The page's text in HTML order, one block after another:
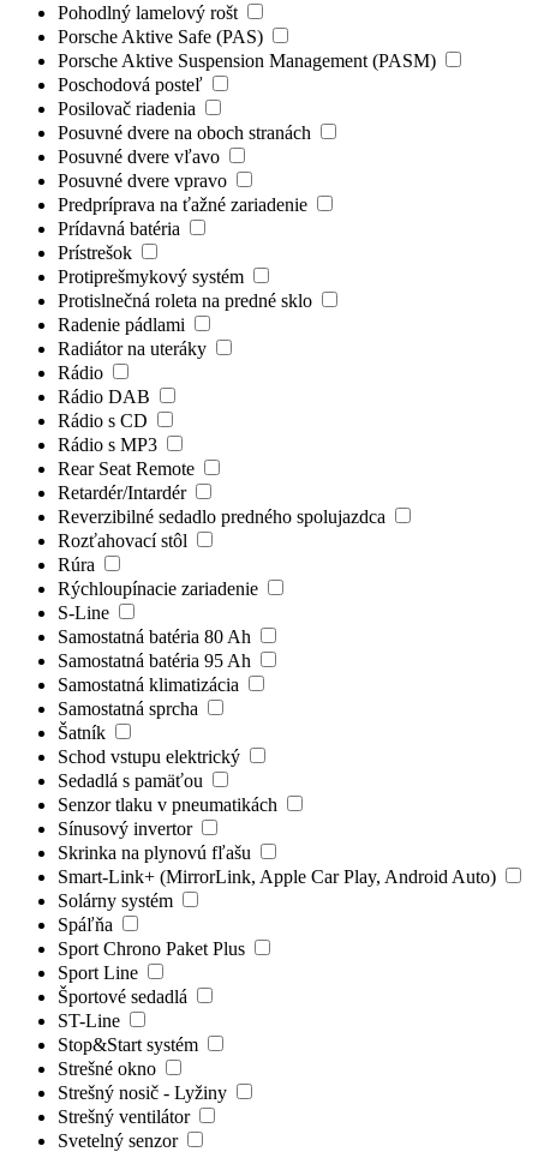
Pohodlný lamelový rošt
Porsche Aktive Safe (PAS)
Porsche Aktive Suspension Management (PASM)
Poschodová posteľ
Posilovač riadenia
Posuvné dvere na oboch stranách
Posuvné dvere vľavo
Posuvné dvere vpravo
Predpríprava na ťažné zariadenie
Prídavná batéria
Prístrešok
Protiprešmykový systém
Protislnečná roleta na predné sklo
Radenie pádlami
Radiátor na uteráky
Rádio
Rádio DAB
Rádio s CD
Rádio s MP3
Rear Seat Remote
Retardér/Intardér
Reverzibilné sedadlo predného spolujazdca
Rozťahovací stôl
Rúra
Rýchloupínacie zariadenie
S-Line
Samostatná batéria 80 Ah
Samostatná batéria 95 Ah
Samostatná klimatizácia
Samostatná sprcha
Šatník
Schod vstupu elektrický
Sedadlá s pamäťou
Senzor tlaku v pneumatikách
Sínusový invertor
Skrinka na plynovú fľašu
Smart-Link+ (MirrorLink, Apple Car Play, Android Auto)
Solárny systém
Spáľňa
Sport Chrono Paket Plus
Sport Line
Športové sedadlá
ST-Line
Stop&Start systém
Strešné okno
Strešný nosič - Lyžiny
Strešný ventilátor
Svetelný senzor